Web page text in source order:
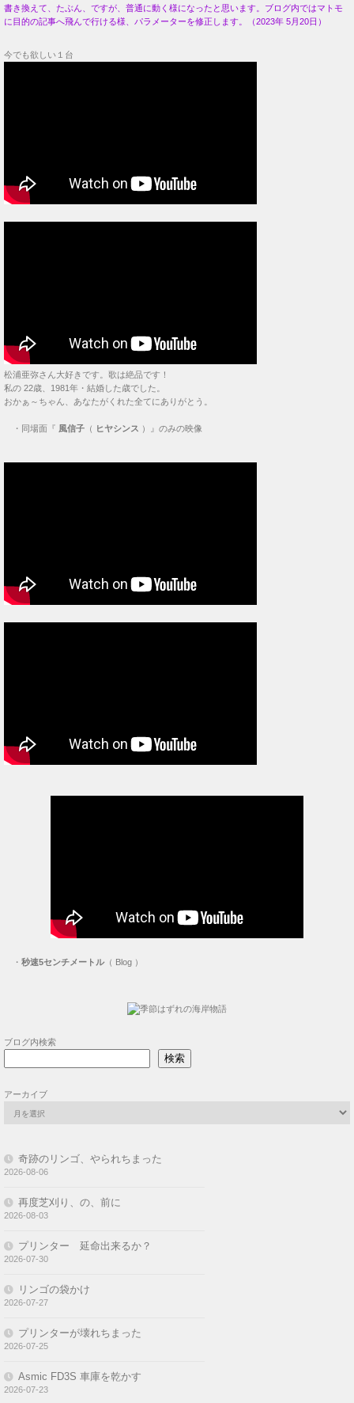
書き換えて、たぶん、ですが、普通に動く様になったと思います。ブログ内ではマトモ
に目的の記事へ飛んで行ける様、パラメーターを修正します。（2023年 5月20日）
今でも欲しい１台
松浦亜弥さん大好きです。歌は絶品です！
私の 22歳、1981年・結婚した歳でした。
おかぁ～ちゃん、あなたがくれた全てにありがとう。
・ 同場面『 風信子 （ ヒヤシンス ）』のみの映像
・ 秒速5センチメートル（ Blog ）
ブログ内検索
検索
アーカイブ
奇跡のリンゴ、やられちまった
2026-08-06
再度芝刈り、の、前に
2026-08-03
プリンター 延命出来るか？
2026-07-30
リンゴの袋かけ
2026-07-27
プリンターが壊れちまった
2026-07-25
Asmic FD3S 車庫を乾かす
2026-07-23